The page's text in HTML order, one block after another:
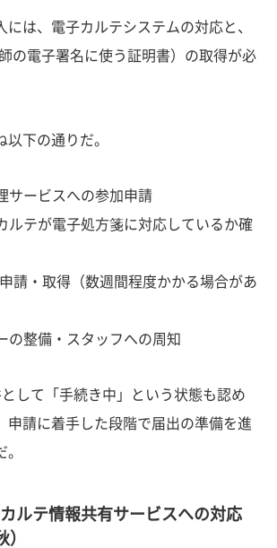
には、電子カルテシステムの対応と、
の電子署名に使う証明書）の取得が必
下の通りだ。
サービスへの参加申請
ルテが電子処方箋に対応しているか確
請・取得（数週間程度かかる場合があ
の整備・スタッフへの周知
して「手続き中」という状態も認め
申請に着手した段階で届出の準備を進
ルテ情報共有サービスへの対応
）